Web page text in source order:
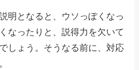
明となると、ウソっぽくなっ
なったりと、説得力を欠いて
しょう。そうなる前に、対応